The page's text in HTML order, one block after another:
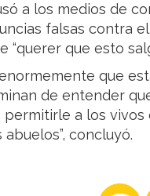
a los medios de
falsas contra
“querer que esto
que
de entender
permitirle a los
concluyó.